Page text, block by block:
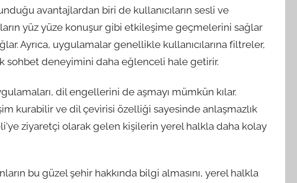
avantajlardan biri de kullanıcıların sesli ve
yüz yüze konuşur gibi etkileşime geçmelerini sağlar
Ayrıca, uygulamalar genellikle kullanıcılarına filtreler,
deneyimini daha eğlenceli hale getirir.
dil engellerini de aşmayı mümkün kılar.
kurabilir ve dil çevirisi özelliği sayesinde anlaşmazlık
ziyaretçi olarak gelen kişilerin yerel halkla daha kolay
bu güzel şehir hakkında bilgi almasını, yerel halkla